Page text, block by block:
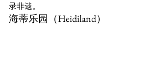
录非遗。
海蒂乐园（Heidiland）